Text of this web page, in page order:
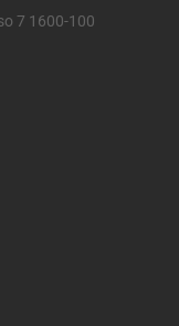
7 1600-100